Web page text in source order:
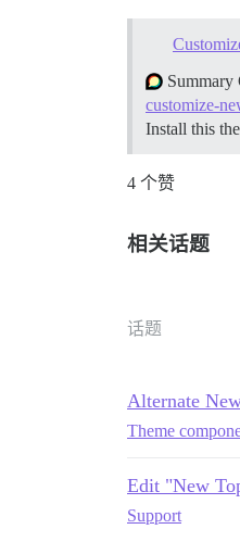
Summary
customize-
Install this
4 个赞
相关话题
话题
Alternate
Theme
Edit "New
Support